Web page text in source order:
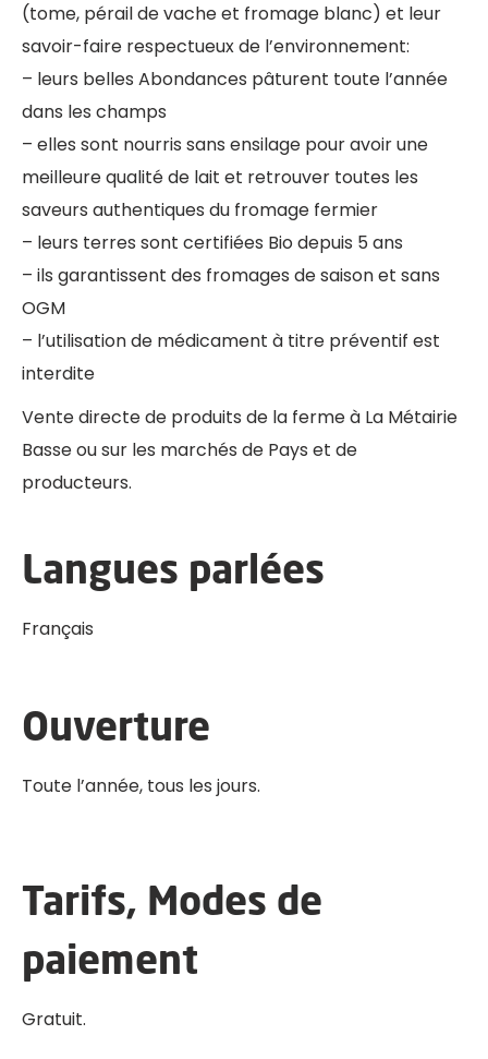
(tome, pérail de vache et fromage blanc) et leur
savoir-faire respectueux de l’environnement:
– leurs belles Abondances pâturent toute l’année
dans les champs
– elles sont nourris sans ensilage pour avoir une
meilleure qualité de lait et retrouver toutes les
saveurs authentiques du fromage fermier
– leurs terres sont certifiées Bio depuis 5 ans
– ils garantissent des fromages de saison et sans
OGM
– l’utilisation de médicament à titre préventif est
interdite
Vente directe de produits de la ferme à La Métairie
Basse ou sur les marchés de Pays et de
producteurs.
Langues parlées
Français
Ouverture
Toute l’année, tous les jours.
Tarifs, Modes de
paiement
Gratuit.